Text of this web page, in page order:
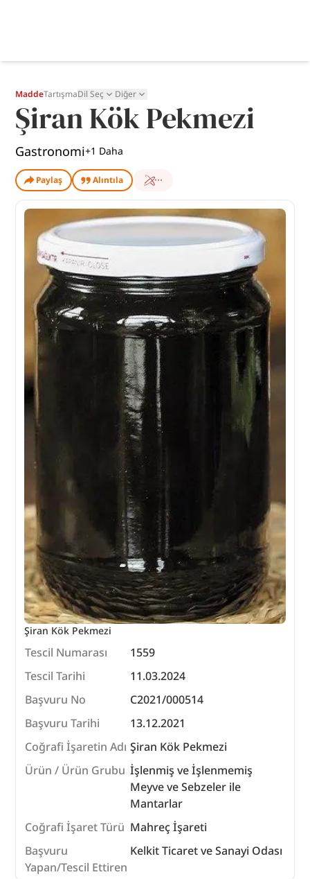
MaddeTartışmaDil Seç Diğer
Şiran Kök Pekmezi
Gastronomi+1 Daha
Paylaş Alıntıla
Şiran Kök Pekmezi
Tescil Numarası
1559
Tescil Tarihi
11.03.2024
Başvuru No
C2021/000514
Başvuru Tarihi
13.12.2021
Coğrafi İşaretin Adı Şiran Kök Pekmezi
Ürün / Ürün Grubu İşlenmiş ve İşlenmemiş
Meyve ve Sebzeler ile
Mantarlar
Coğrafi İşaret Türü Mahreç İşareti
Başvuru
Yapan/Tescil Ettiren
Kelkit Ticaret ve Sanayi Odası